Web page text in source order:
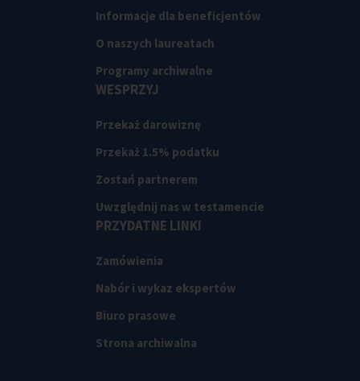
Informacje dla beneficjentów
O naszych laureatach
Programy archiwalne
WESPRZYJ
Przekaż darowiznę
Przekaż 1.5% podatku
Zostań partnerem
Uwzględnij nas w testamencie
PRZYDATNE LINKI
Zamówienia
Nabór i wykaz ekspertów
Biuro prasowe
Strona archiwalna